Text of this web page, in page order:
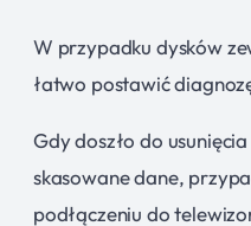
W przypadku dysków
łatwo postawić
Gdy doszło do
skasowane dane,
podłączeniu do